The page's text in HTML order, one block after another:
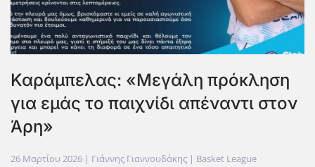
Καράμπελας: «Μεγάλη πρόκληση
για εμάς το παιχνίδι απέναντι στον
Άρη»
26 Μαρτίου 2026 | Γιάννης Γιαννουδάκης | Basket League